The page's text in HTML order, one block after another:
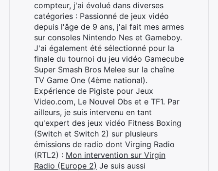
compteur, j'ai évolué dans diverses
catégories : Passionné de jeux vidéo
depuis l'âge de 9 ans, j'ai fait mes armes
sur consoles Nintendo Nes et Gameboy.
J'ai également été sélectionné pour la
finale du tournoi du jeu vidéo Gamecube
Super Smash Bros Melee sur la chaîne
TV Game One (4ème national).
Expérience de Pigiste pour Jeux
Video.com, Le Nouvel Obs et e TF1. Par
ailleurs, je suis intervenu en tant
qu'expert des jeux vidéo Fitness Boxing
(Switch et Switch 2) sur plusieurs
émissions de radio dont Virging Radio
(RTL2) : Mon intervention sur Virgin
Radio (Europe 2) Je suis aussi